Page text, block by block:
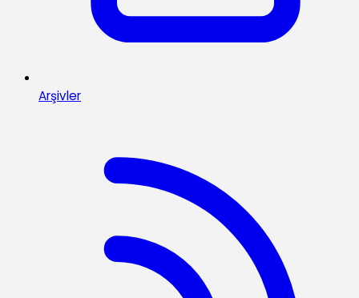
Arşivler